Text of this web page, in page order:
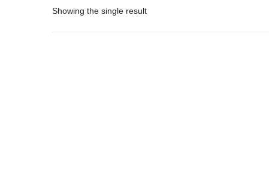
Showing the single result